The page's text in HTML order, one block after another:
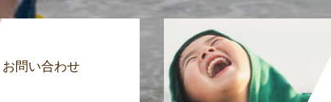
お問い合わせ